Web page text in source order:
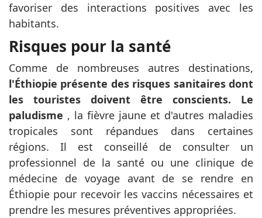
favoriser des interactions positives avec les
habitants.
Risques pour la santé
Comme de nombreuses autres destinations,
l'Éthiopie présente des risques sanitaires dont
les touristes doivent être conscients. Le
paludisme , la fièvre jaune et d'autres maladies
tropicales sont répandues dans certaines
régions. Il est conseillé de consulter un
professionnel de la santé ou une clinique de
médecine de voyage avant de se rendre en
Éthiopie pour recevoir les vaccins nécessaires et
prendre les mesures préventives appropriées.